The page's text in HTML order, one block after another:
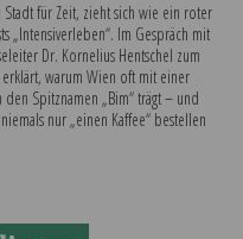
für Zeit, zieht sich wie ein roter
„Intensiverleben“. Im Gespräch mit
Dr. Kornelius Hentschel zum
warum Wien oft mit einer
Spitznamen „Bim“ trägt – und
nur „einen Kaffee“ bestellen